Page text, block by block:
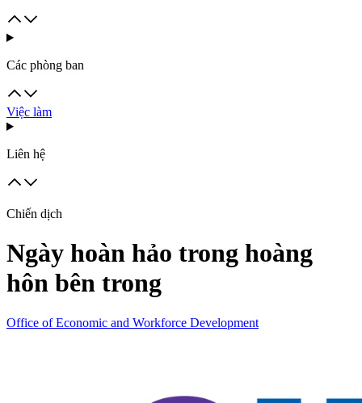
Các phòng ban
Việc làm
Liên hệ
Chiến dịch
Ngày hoàn hảo trong hoàng
hôn bên trong
Office of Economic and Workforce Development